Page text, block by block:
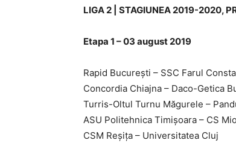
LIGA 2 | STAGIUNEA 2019-2020,
Etapa 1 – 03 august 2019
Rapid Bucureşti – SSC Farul
Concordia Chiajna – Daco-Getica
Turris-Oltul Turnu Măgurele –
ASU Politehnica Timişoara – CS
CSM Reşiţa – Universitatea Cluj